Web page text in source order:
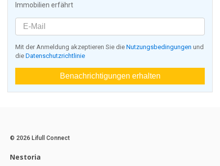
Immobilien erfährt
Mit der Anmeldung akzeptieren Sie die Nutzungsbedingungen und
die Datenschutzrichtlinie
Benachrichtigungen erhalten
© 2026 Lifull Connect
Nestoria